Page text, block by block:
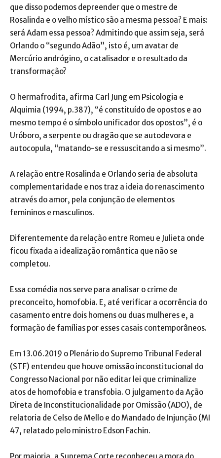
que disso podemos depreender que o mestre de
Rosalinda e o velho místico são a mesma pessoa? E mais:
será Adam essa pessoa? Admitindo que assim seja, será
Orlando o “segundo Adão”, isto é, um avatar de
Mercúrio andrógino, o catalisador e o resultado da
transformação?
O hermafrodita, afirma Carl Jung em Psicologia e
Alquimia (1994, p.387), “é constituído de opostos e ao
mesmo tempo é o símbolo unificador dos opostos”, é o
Uróboro, a serpente ou dragão que se autodevora e
autocopula, “matando-se e ressuscitando a si mesmo”.
A relação entre Rosalinda e Orlando seria de absoluta
complementaridade e nos traz a ideia do renascimento
através do amor, pela conjunção de elementos
femininos e masculinos.
Diferentemente da relação entre Romeu e Julieta onde
ficou fixada a idealização romântica que não se
completou.
Essa comédia nos serve para analisar o crime de
preconceito, homofobia. E, até verificar a ocorrência do
casamento entre dois homens ou duas mulheres e, a
formação de famílias por esses casais contemporâneos.
Em 13.06.2019 o Plenário do Supremo Tribunal Federal
(STF) entendeu que houve omissão inconstitucional do
Congresso Nacional por não editar lei que criminalize
atos de homofobia e transfobia. O julgamento da Ação
Direta de Inconstitucionalidade por Omissão (ADO), de
relatoria de Celso de Mello e do Mandado de Injunção (MI
47, relatado pelo ministro Edson Fachin.